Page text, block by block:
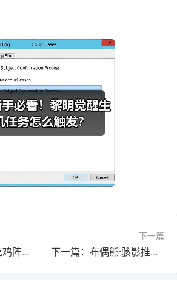
上一篇：S16冷门吃鸡阵容推荐：皎月九五后排杀手搭配技巧
下一篇
下一篇：布偶熊·骇影推想视限版本奖励资源怎么获取？